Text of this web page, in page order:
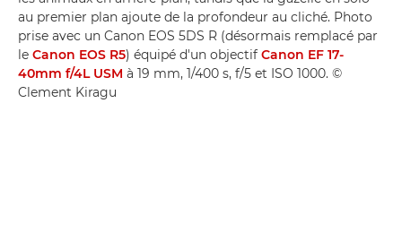
au premier plan ajoute de la profondeur au cliché. Photo
prise avec un Canon EOS 5DS R (désormais remplacé par
le Canon EOS R5) équipé d'un objectif Canon EF 17-
40mm f/4L USM à 19 mm, 1/400 s, f/5 et ISO 1000. ©
Clement Kiragu